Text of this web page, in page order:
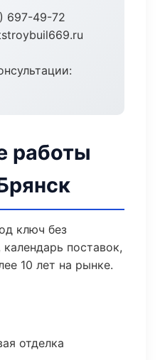
697-49-72
работы
ключ без
поставок,
10 лет на рынке.
отделка